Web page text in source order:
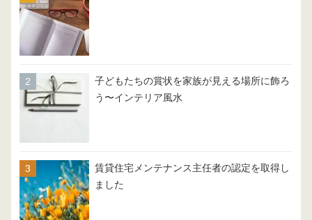
子どもたちの賞状を家族が見える場所に飾ろ
う〜インテリア風水
賃貸住宅メンテナンス主任者の認定を取得し
ました